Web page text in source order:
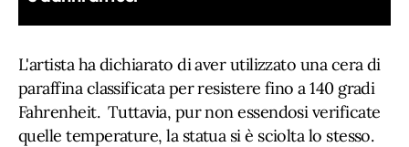
L'artista ha dichiarato di aver utilizzato una cera di
paraffina classificata per resistere fino a 140 gradi
Fahrenheit. Tuttavia, pur non essendosi verificate
quelle temperature, la statua si è sciolta lo stesso.